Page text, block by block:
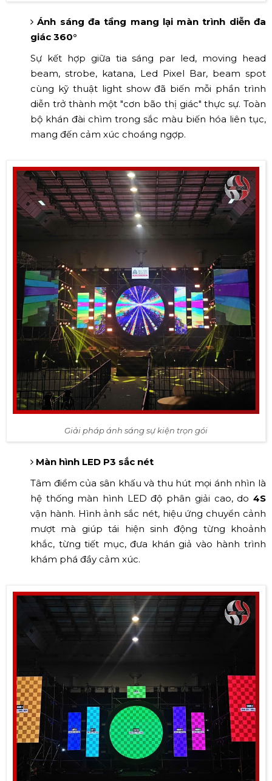
Ánh sáng đa tầng mang lại màn trình diễn đa
giác 360°
Sự kết hợp giữa tia sáng par led, moving head
beam, strobe, katana, Led Pixel Bar, beam spot
cùng kỹ thuật light show đã biến mỗi phần trình
diễn trở thành một "cơn bão thị giác" thực sự. Toàn
bộ khán đài chìm trong sắc màu biến hóa liên tục,
mang đến cảm xúc choáng ngợp.
Giải pháp ánh sáng sự kiện trọn gói
Màn hình LED P3 sắc nét
Tâm điểm của sân khấu và thu hút mọi ánh nhìn là
hệ thống màn hình LED độ phân giải cao, do 4S
vận hành. Hình ảnh sắc nét, hiệu ứng chuyển cảnh
mượt mà giúp tái hiện sinh động từng khoảnh
khắc, từng tiết mục, đưa khán giả vào hành trình
khám phá đầy cảm xúc.